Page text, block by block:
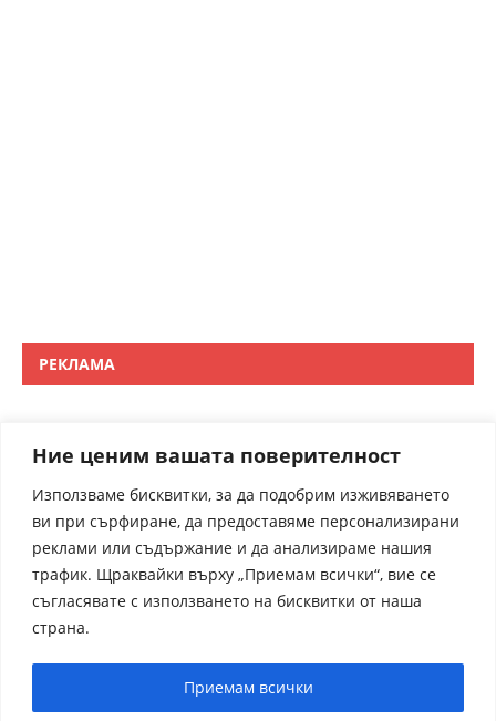
Ние ценим вашата поверителност
Използваме бисквитки, за да подобрим изживяването
ви при сърфиране, да предоставяме персонализирани
реклами или съдържание и да анализираме нашия
трафик. Щраквайки върху „Приемам всички“, вие се
съгласявате с използването на бисквитки от наша
страна.
Приемам всички
РЕКЛАМА